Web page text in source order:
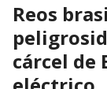
Reos
cárcel de